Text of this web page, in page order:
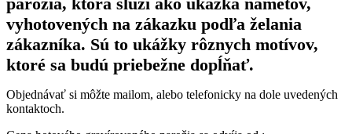
vyhotovených na zákazku podľa želania
zákazníka. Sú to ukážky rôznych motívov,
ktoré sa budú priebežne dopĺňať.
Objednávať si môžte mailom, alebo telefonicky na dole uvedených
kontaktoch.